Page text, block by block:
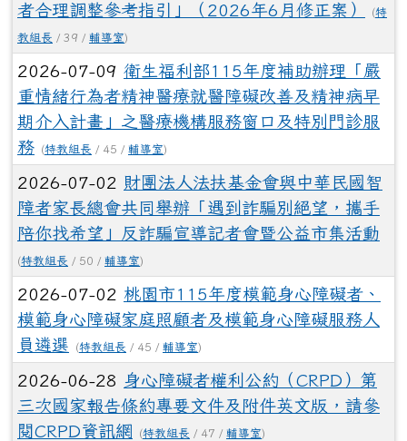
者合理調整參考指引」（2026年6月修正案）
(特
教組長 / 39 / 輔導室)
2026-07-09 衛生福利部115年度補助辦理「嚴
重情緒行為者精神醫療就醫障礙改善及精神病早
期介入計畫」之醫療機構服務窗口及特別門診服
務
(特教組長 / 45 / 輔導室)
2026-07-02 財團法人法扶基金會與中華民國智
障者家長總會共同舉辦「遇到詐騙別絕望，攜手
陪你找希望」反詐騙宣導記者會暨公益市集活動
(特教組長 / 50 / 輔導室)
2026-07-02 桃園市115年度模範身心障礙者、
模範身心障礙家庭照顧者及模範身心障礙服務人
員遴選
(特教組長 / 45 / 輔導室)
2026-06-28 身心障礙者權利公約（CRPD）第
三次國家報告條約專要文件及附件英文版，請參
閱CRPD資訊網
(特教組長 / 47 / 輔導室)